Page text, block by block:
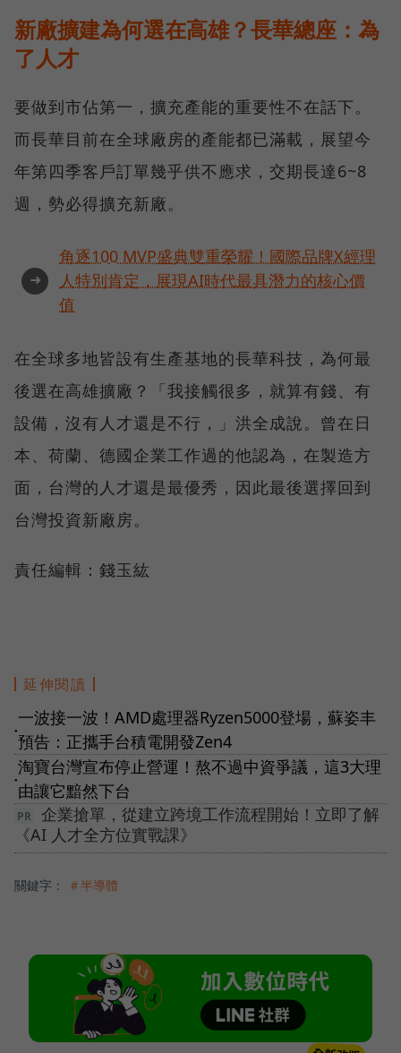
新廠擴建為何選在高雄？長華總座：為
了人才
要做到市佔第一，擴充產能的重要性不在話下。
而長華目前在全球廠房的產能都已滿載，展望今
年第四季客戶訂單幾乎供不應求，交期長達6~8
週，勢必得擴充新廠。
➜
角逐100 MVP盛典雙重榮耀！國際品牌X經理
人特別肯定，展現AI時代最具潛力的核心價
值
在全球多地皆設有生產基地的長華科技，為何最
後選在高雄擴廠？「我接觸很多，就算有錢、有
設備，沒有人才還是不行，」洪全成說。曾在日
本、荷蘭、德國企業工作過的他認為，在製造方
面，台灣的人才還是最優秀，因此最後選擇回到
台灣投資新廠房。
責任編輯：錢玉紘
延伸閱讀
●
一波接一波！AMD處理器Ryzen5000登場，蘇姿丰
預告：正攜手台積電開發Zen4
●
淘寶台灣宣布停止營運！熬不過中資爭議，這3大理
由讓它黯然下台
企業搶單，從建立跨境工作流程開始！立即了解
《AI 人才全方位實戰課》
關鍵字： ＃半導體